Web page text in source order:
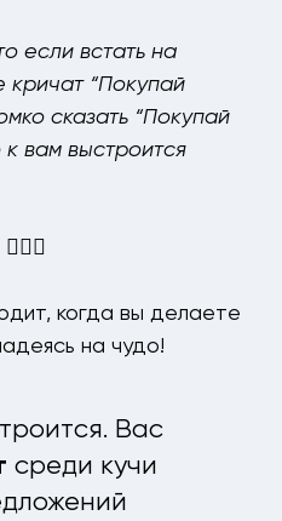
если встать на
кричат “Покупай
сказать “Покупай
к вам выстроится
когда вы делаете
на чудо!
Вас
среди кучи